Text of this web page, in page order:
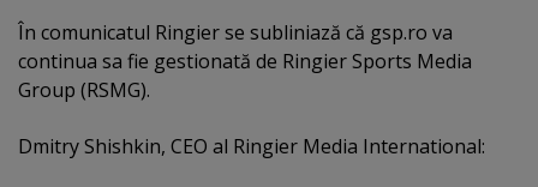
În comunicatul Ringier se subliniază că gsp.ro va
continua sa fie gestionată de Ringier Sports Media
Group (RSMG).
Dmitry Shishkin, CEO al Ringier Media International: